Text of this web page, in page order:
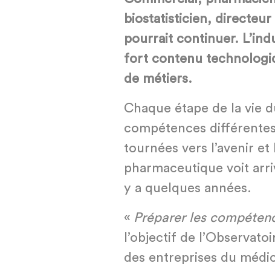
biostatisticien,
pourrait continuer.
fort contenu
de métiers.
Chaque étape de la vie
compétences
tournées vers l’avenir
pharmaceutique voit
y a quelques années.
« Préparer les
l’objectif de
des entreprises du